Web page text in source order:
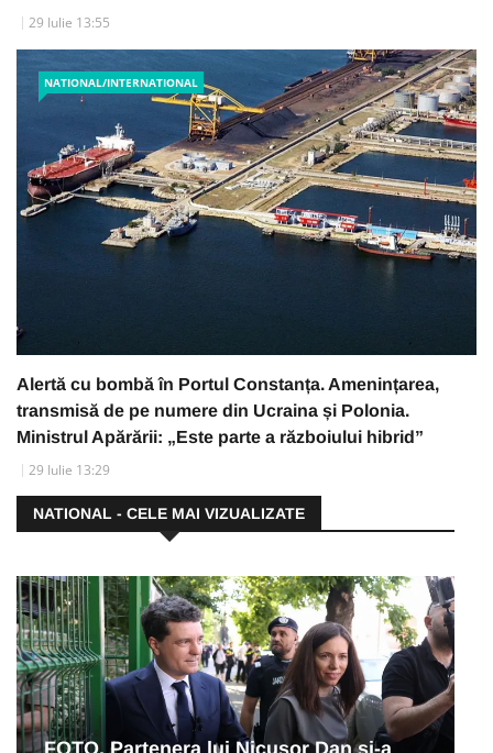
29 Iulie 13:55
NATIONAL/INTERNATIONAL
Alertă cu bombă în Portul Constanța. Amenințarea,
transmisă de pe numere din Ucraina și Polonia.
Ministrul Apărării: „Este parte a războiului hibrid”
29 Iulie 13:29
NATIONAL - CELE MAI VIZUALIZATE
FOTO. Partenera lui Nicușor Dan și-a